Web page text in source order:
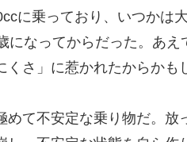
に乗っており、いつかは
になってからだった。あ
さ」に惹かれたからかも
めて不安定な乗り物だ。